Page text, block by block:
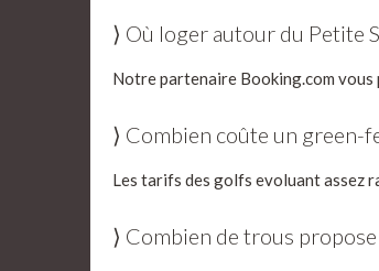
⟩ Où loger autour du Petite
Notre partenaire Booking.com vous
⟩ Combien coûte un green-
Les tarifs des golfs evoluant assez
⟩ Combien de trous